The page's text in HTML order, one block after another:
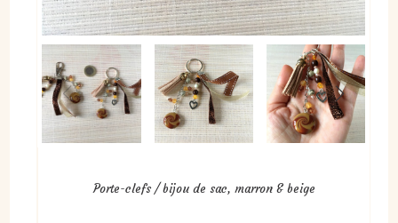
Porte-clefs / bijou de sac, marron & beige